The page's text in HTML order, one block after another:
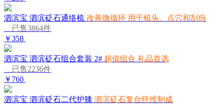
泗滨宝 泗滨砭石通络梳 改善微循环 用于梳头、点穴和刮痧
已售3864件
￥358
泗滨宝 泗滨砭石组合套装 2# 超值组合 礼品首选
已售2236件
￥760
泗滨宝 泗滨砭石二代护膝 泗滨砭石复合纤维制成